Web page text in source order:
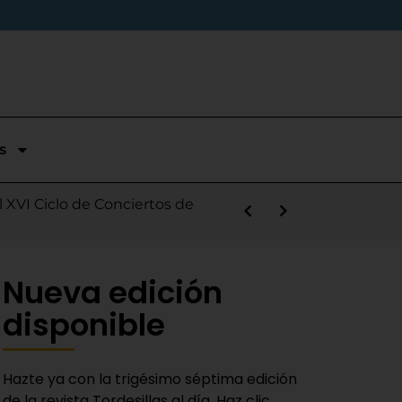
temporada en Segunda
Nieves
Ciclo de Conciertos de
sábado
la salida de Víctor Alonso
Fiestas del Novillo
Bravas y logra un puesto
adaptado a la actualidad»
Nueva edición
disponible
Hazte ya con la trigésimo séptima edición